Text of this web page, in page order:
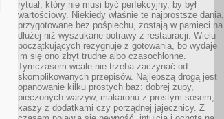
rytuał, który nie musi być perfekcyjny, by był
wartościowy. Niekiedy właśnie te najprostsze dania,
przygotowane bez pośpiechu, zostają w pamięci na
dłużej niż wyszukane potrawy z restauracji. Wielu
początkujących rezygnuje z gotowania, bo wydaje
im się ono zbyt trudne albo czasochłonne.
Tymczasem wcale nie trzeba zaczynać od
skomplikowanych przepisów. Najlepszą drogą jest
opanowanie kilku prostych baz: dobrej zupy,
pieczonych warzyw, makaronu z prostym sosem,
kaszy z dodatkami czy porządnej jajecznicy. Z